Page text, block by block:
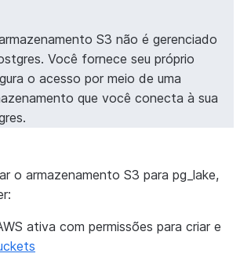
S3 não é gerenciado
Você fornece seu próprio
o acesso por meio de uma
que você conecta à sua
o armazenamento S3 para pg_lake,
ativa com permissões para criar e